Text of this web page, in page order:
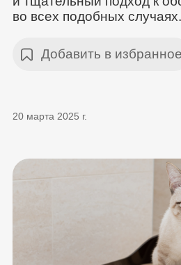
во всех подобных случаях.
Добавить в избранное
20 марта 2025 г.